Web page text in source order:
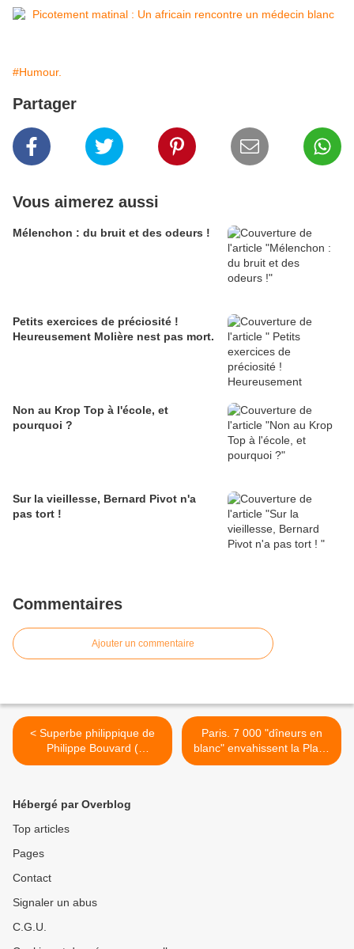
#Humour.
Partager
Vous aimerez aussi
Mélenchon : du bruit et des odeurs !
Petits exercices de préciosité !
Heureusement Molière nest pas mort.
Non au Krop Top à l'école, et
pourquoi ?
Sur la vieillesse, Bernard Pivot n'a
pas tort !
Commentaires
Ajouter un commentaire
< Superbe philippique de
Philippe Bouvard (
naturellement ) sur Flamby
Paris. 7 000 "dîneurs en
blanc" envahissent la Place
Vendôme >
Hébergé par Overblog
Top articles
Pages
Contact
Signaler un abus
C.G.U.